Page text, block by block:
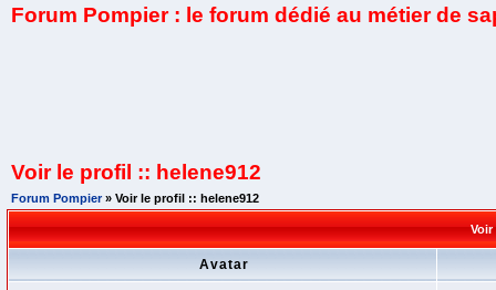
Forum Pompier : le forum dédié au métier de
Voir le profil :: helene912
Forum Pompier» Voir le profil :: helene912
Voir
Avatar